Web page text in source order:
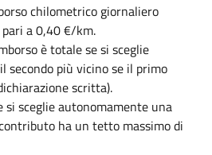
chilometrico giornaliero
a 0,40 €/km.
è totale se si sceglie
secondo più vicino se il primo
scritta).
si sceglie autonomamente una
ha un tetto massimo di